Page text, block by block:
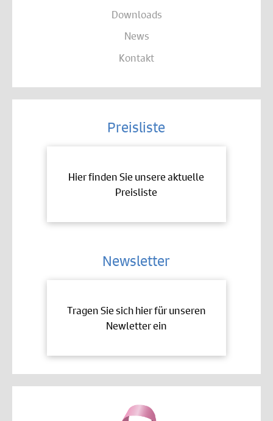
Downloads
News
Kontakt
Preisliste
Hier finden Sie unsere aktuelle
Preisliste
Newsletter
Tragen Sie sich hier für unseren
Newletter ein